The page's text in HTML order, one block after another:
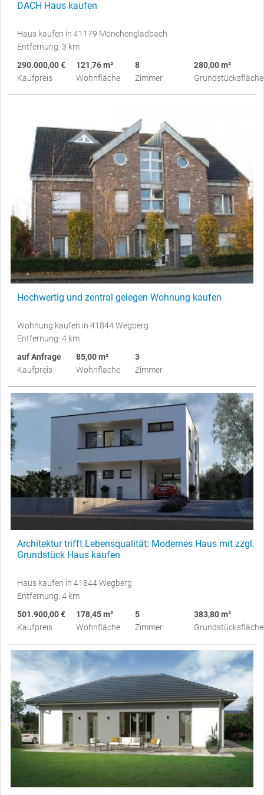
DACH Haus kaufen
Haus kaufen in 41179 Mönchengladbach
Entfernung: 3 km
290.000,00 €
Kaufpreis
121,76 m²
Wohnfläche
8
Zimmer
280,00 m²
Grundstücksfläche
Hochwertig und zentral gelegen Wohnung kaufen
Wohnung kaufen in 41844 Wegberg
Entfernung: 4 km
auf Anfrage
Kaufpreis
85,00 m²
Wohnfläche
3
Zimmer
Architektur trifft Lebensqualität: Modernes Haus mit zzgl.
Grundstück Haus kaufen
Haus kaufen in 41844 Wegberg
Entfernung: 4 km
501.900,00 €
Kaufpreis
178,45 m²
Wohnfläche
5
Zimmer
383,80 m²
Grundstücksfläche